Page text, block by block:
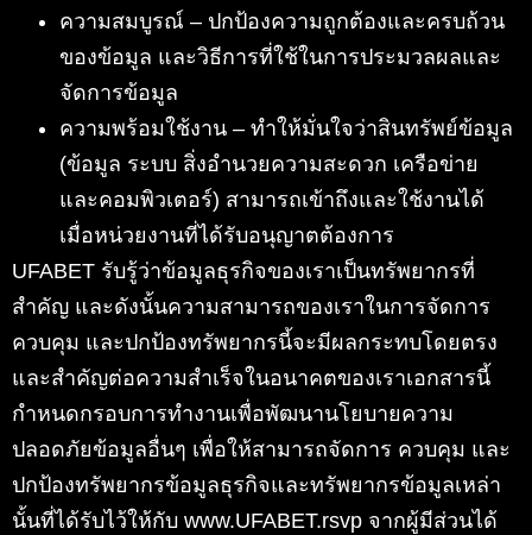
ความสมบูรณ์ – ปกป้องความถูกต้องและครบถ้วน
ของข้อมูล และวิธีการที่ใช้ในการประมวลผลและ
จัดการข้อมูล
ความพร้อมใช้งาน – ทำให้มั่นใจว่าสินทรัพย์ข้อมูล
(ข้อมูล ระบบ สิ่งอำนวยความสะดวก เครือข่าย
และคอมพิวเตอร์) สามารถเข้าถึงและใช้งานได้
เมื่อหน่วยงานที่ได้รับอนุญาตต้องการ
UFABET รับรู้ว่าข้อมูลธุรกิจของเราเป็นทรัพยากรที่
สำคัญ และดังนั้นความสามารถของเราในการจัดการ
ควบคุม และปกป้องทรัพยากรนี้จะมีผลกระทบโดยตรง
และสำคัญต่อความสำเร็จในอนาคตของเราเอกสารนี้
กำหนดกรอบการทำงานเพื่อพัฒนานโยบายความ
ปลอดภัยข้อมูลอื่นๆ เพื่อให้สามารถจัดการ ควบคุม และ
ปกป้องทรัพยากรข้อมูลธุรกิจและทรัพยากรข้อมูลเหล่า
นั้นที่ได้รับไว้ให้กับ www.UFABET.rsvp จากผู้มีส่วนได้